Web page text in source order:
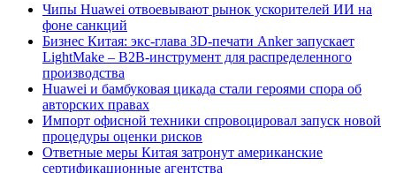
Чипы Huawei отвоевывают рынок ускорителей ИИ на
фоне санкций
Бизнес Китая: экс-глава 3D-печати Anker запускает
LightMake – B2B-инструмент для распределенного
производства
Huawei и бамбуковая цикада стали героями спора об
авторских правах
Импорт офисной техники спровоцировал запуск новой
процедуры оценки рисков
Ответные меры Китая затронут американские
сертификационные агентства